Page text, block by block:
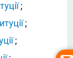
;
;
;